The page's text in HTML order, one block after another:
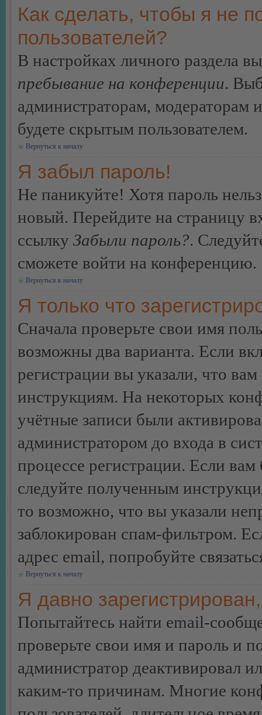
Как сделать, чтобы я не
пользователей?
В настройках личного раздела
пребывание на конференции.
администраторам, модераторам
будете скрытым пользователем.
Вернуться к началу
Я забыл пароль!
Не паникуйте! Хотя пароль
новый. Перейдите на страницу
ссылку Забыли пароль?.
сможете войти на конференцию.
Вернуться к началу
Я только что
Сначала проверьте свои имя
возможны два варианта. Если
регистрации вы указали, что
инструкциям. На некоторых
учётные записи были
администратором до входа в
процессе регистрации. Если
следуйте полученным
то возможно, что вы указали
заблокирован спам-фильтром.
адрес email, попробуйте
Вернуться к началу
Я давно
Попытайтесь найти email-
проверьте свои имя и пароль и
администратор деактивировал
каким-то причинам. Многие